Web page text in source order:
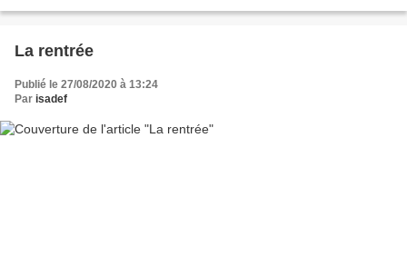
La rentrée
Publié le 27/08/2020 à 13:24
Par isadef